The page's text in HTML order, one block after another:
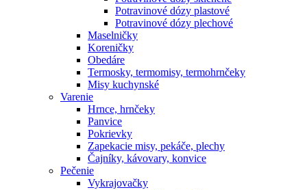
Potravinové dózy plastové
Potravinové dózy plechové
Maselničky
Koreničky
Obedáre
Termosky, termomisy, termohrnčeky
Misy kuchynské
Varenie
Hrnce, hrnčeky
Panvice
Pokrievky
Zapekacie misy, pekáče, plechy
Čajníky, kávovary, konvice
Pečenie
Vykrajovačky